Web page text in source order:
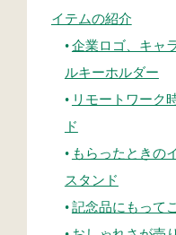
イテムの紹介
企業ロゴ、キャ
ルキーホルダー
リモートワーク
ド
もらったときの
スタンド
記念品にもって